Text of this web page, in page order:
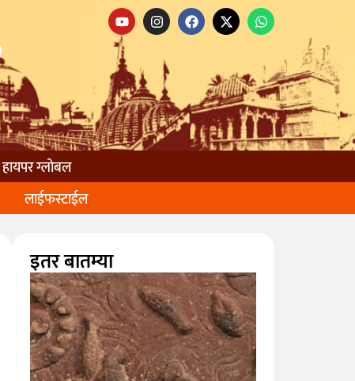
हायपर ग्लोबल
लाईफस्टाईल
इतर बातम्या